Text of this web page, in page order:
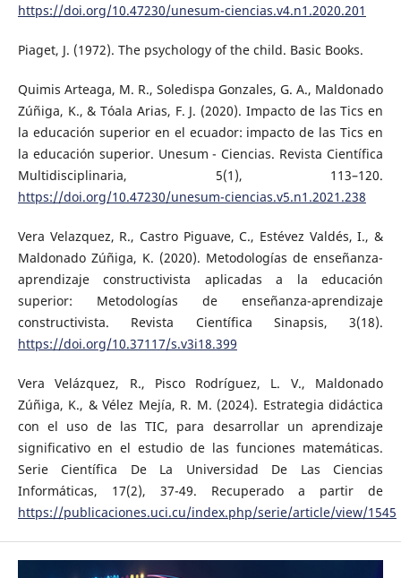
https://doi.org/10.47230/unesum-ciencias.v4.n1.2020.201
Piaget, J. (1972). The psychology of the child. Basic Books.
Quimis Arteaga, M. R., Soledispa Gonzales, G. A., Maldonado
Zúñiga, K., & Tóala Arias, F. J. (2020). Impacto de las Tics en
la educación superior en el ecuador: impacto de las Tics en
la educación superior. Unesum - Ciencias. Revista Científica
Multidisciplinaria, 5(1), 113–120.
https://doi.org/10.47230/unesum-ciencias.v5.n1.2021.238
Vera Velazquez, R., Castro Piguave, C., Estévez Valdés, I., &
Maldonado Zúñiga, K. (2020). Metodologías de enseñanza-
aprendizaje constructivista aplicadas a la educación
superior: Metodologías de enseñanza-aprendizaje
constructivista. Revista Científica Sinapsis, 3(18).
https://doi.org/10.37117/s.v3i18.399
Vera Velázquez, R., Pisco Rodríguez, L. V., Maldonado
Zúñiga, K., & Vélez Mejía, R. M. (2024). Estrategia didáctica
con el uso de las TIC, para desarrollar un aprendizaje
significativo en el estudio de las funciones matemáticas.
Serie Científica De La Universidad De Las Ciencias
Informáticas, 17(2), 37-49. Recuperado a partir de
https://publicaciones.uci.cu/index.php/serie/article/view/1545